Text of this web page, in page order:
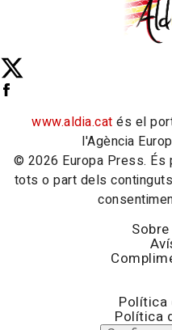
www.aldia.cat és el
l'Agència
© 2026 Europa Press.
tots o part dels
Política
Política